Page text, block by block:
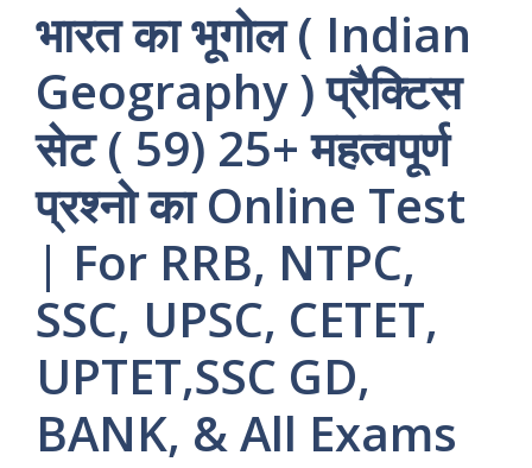
भारत का भूगोल ( Indian
Geography ) प्रैक्टिस
सेट ( 59) 25+ महत्वपूर्ण
प्रश्नो का Online Test
| For RRB, NTPC,
SSC, UPSC, CETET,
UPTET,SSC GD,
BANK, & All Exams